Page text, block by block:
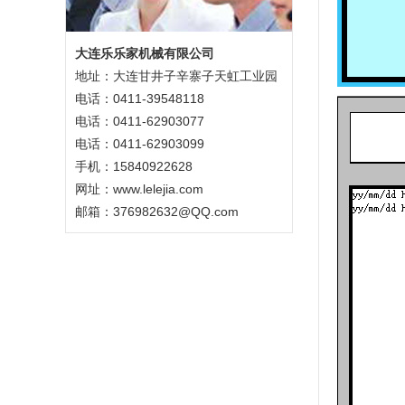
大连乐乐家机械有限公司
地址：大连甘井子辛寨子天虹工业园
电话：0411-39548118
电话：0411-62903077
电话：0411-62903099
手机：15840922628
网址： www.lelejia.com
邮箱：376982632@QQ.com